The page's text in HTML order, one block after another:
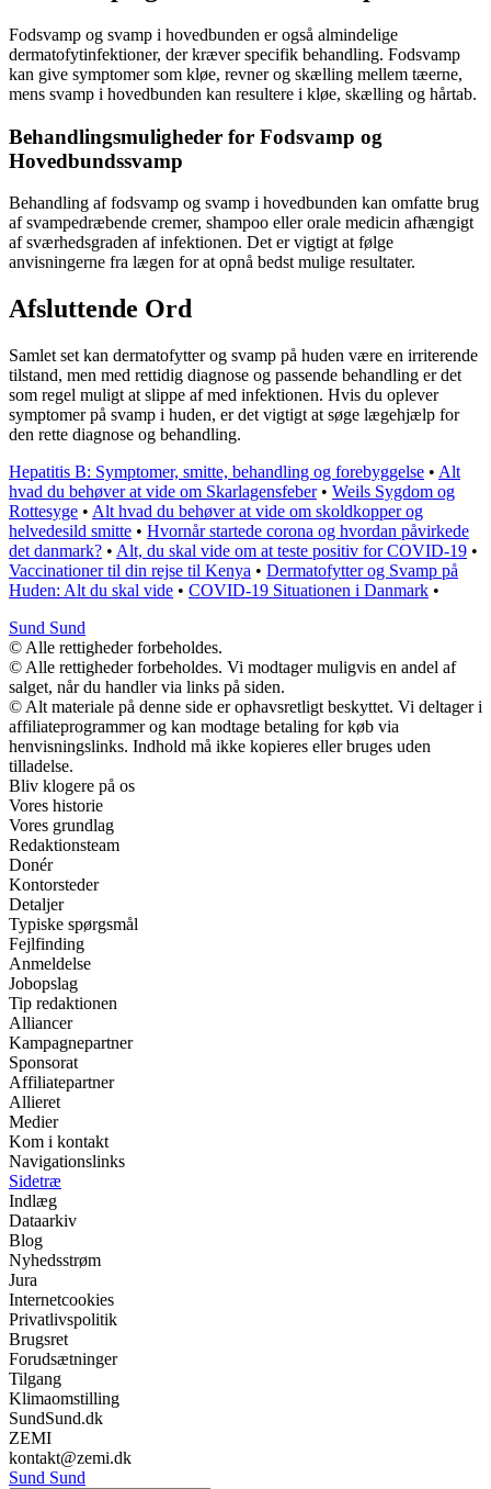
Fodsvamp og svamp i hovedbunden er også almindelige
dermatofytinfektioner, der kræver specifik behandling. Fodsvamp
kan give symptomer som kløe, revner og skælling mellem tæerne,
mens svamp i hovedbunden kan resultere i kløe, skælling og hårtab.
Behandlingsmuligheder for Fodsvamp og
Hovedbundssvamp
Behandling af fodsvamp og svamp i hovedbunden kan omfatte brug
af svampedræbende cremer, shampoo eller orale medicin afhængigt
af sværhedsgraden af infektionen. Det er vigtigt at følge
anvisningerne fra lægen for at opnå bedst mulige resultater.
Afsluttende Ord
Samlet set kan dermatofytter og svamp på huden være en irriterende
tilstand, men med rettidig diagnose og passende behandling er det
som regel muligt at slippe af med infektionen. Hvis du oplever
symptomer på svamp i huden, er det vigtigt at søge lægehjælp for
den rette diagnose og behandling.
Hepatitis B: Symptomer, smitte, behandling og forebyggelse • Alt
hvad du behøver at vide om Skarlagensfeber• Weils Sygdom og
Rottesyge • Alt hvad du behøver at vide om skoldkopper og
helvedesild smitte • Hvornår startede corona og hvordan påvirkede
det danmark? • Alt, du skal vide om at teste positiv for COVID-19 •
Vaccinationer til din rejse til Kenya • Dermatofytter og Svamp på
Huden: Alt du skal vide • COVID-19 Situationen i Danmark •
Sund Sund
© Alle rettigheder forbeholdes.
© Alle rettigheder forbeholdes. Vi modtager muligvis en andel af
salget, når du handler via links på siden.
© Alt materiale på denne side er ophavsretligt beskyttet. Vi deltager i
affiliateprogrammer og kan modtage betaling for køb via
henvisningslinks. Indhold må ikke kopieres eller bruges uden
tilladelse.
Bliv klogere på os
Vores historie
Vores grundlag
Redaktionsteam
Donér
Kontorsteder
Detaljer
Typiske spørgsmål
Fejlfinding
Anmeldelse
Jobopslag
Tip redaktionen
Alliancer
Kampagnepartner
Sponsorat
Affiliatepartner
Allieret
Medier
Kom i kontakt
Navigationslinks
Sidetræ
Indlæg
Dataarkiv
Blog
Nyhedsstrøm
Jura
Internetcookies
Privatlivspolitik
Brugsret
Forudsætninger
Tilgang
Klimaomstilling
SundSund.dk
ZEMI
kontakt@zemi.dk
Sund Sund